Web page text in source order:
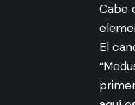
Cabe
El